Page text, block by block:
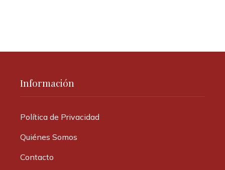
Información
Política de Privacidad
Quiénes Somos
Contacto